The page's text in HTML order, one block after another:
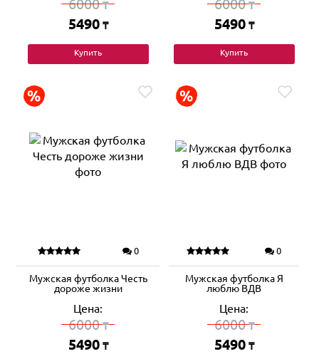
6000₸
5490 ₸
Купить
6000₸
5490 ₸
Купить
0
Мужская футболка Честь
дороже жизни
Цена:
6000₸
5490 ₸
0
Мужская футболка Я
люблю ВДВ
Цена:
6000₸
5490 ₸